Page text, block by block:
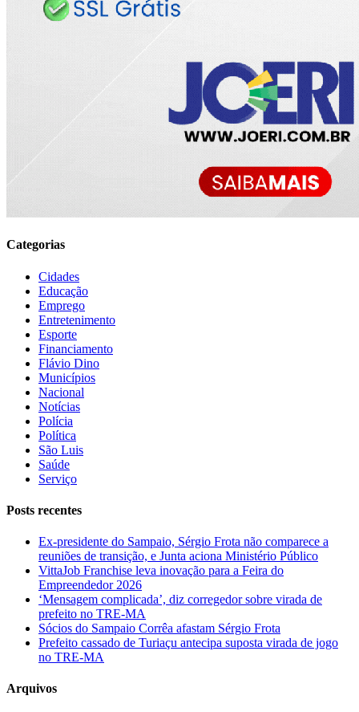
Categorias
Cidades
Educação
Emprego
Entretenimento
Esporte
Financiamento
Flávio Dino
Municípios
Nacional
Notícias
Polícia
Política
São Luis
Saúde
Serviço
Posts recentes
Ex-presidente do Sampaio, Sérgio Frota não comparece a
reuniões de transição, e Junta aciona Ministério Público
VittaJob Franchise leva inovação para a Feira do
Empreendedor 2026
‘Mensagem complicada’, diz corregedor sobre virada de
prefeito no TRE-MA
Sócios do Sampaio Corrêa afastam Sérgio Frota
Prefeito cassado de Turiaçu antecipa suposta virada de jogo
no TRE-MA
Arquivos